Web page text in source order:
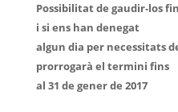
Possibilitat de gaudir-los
i si ens han denegat
algun dia per necessitats
prorrogarà el termini fins
al 31 de gener de 2017